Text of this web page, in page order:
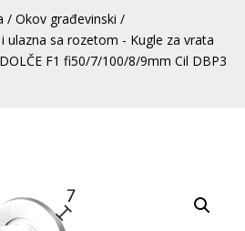
/ Okov građevinski /
ulazna sa rozetom - Kugle za vrata
F1 fi50/7/100/8/9mm Cil DBP3